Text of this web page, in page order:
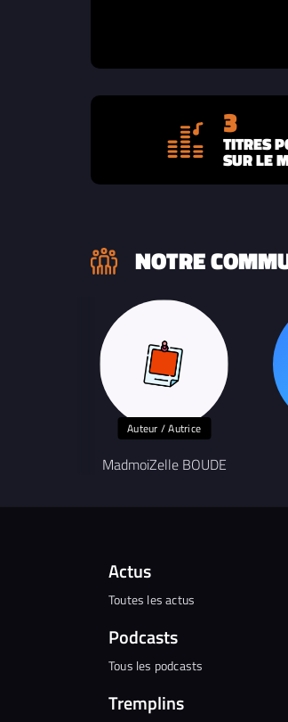
3
TITRES
SUR LE
NOTRE
Auteur / Autrice
MadmoiZelle BOUDE
Actus
Toutes les actus
Podcasts
Tous les podcasts
Tremplins